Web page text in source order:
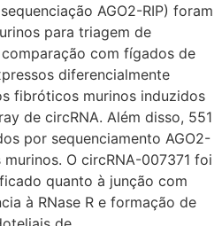
AGO2-RIP) foram
para triagem de
com fígados de
diferencialmente
fibróticos murinos induzidos
de circRNA. Além disso, 551
por sequenciamento AGO2-
O circRNA-007371 foi
quanto à junção com
à RNase R e formação de